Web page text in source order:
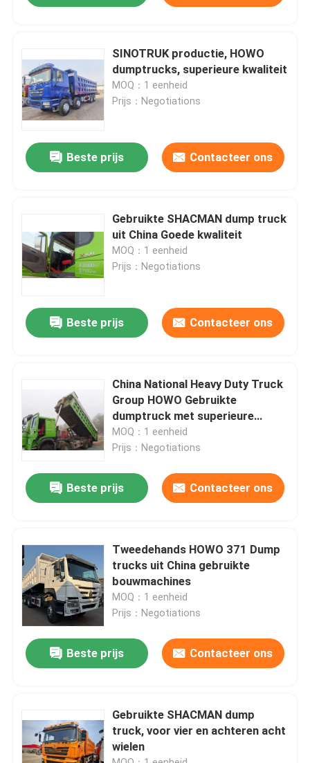
Producten
Video's
Over ons
Kwaliteitscontrole
Neem contact met ons op
Vraag een offerte
Wegenbouwmachines
Gebruikte bouwmachines
SINOTRUK productie, HOWO
dumptrucks, superieure kwaliteit
MOQ：1 eenheid
Prijs：Negotiations
Beste prijs Contacteer ons
Gebruikte SHACMAN dump truck
uit China Goede kwaliteit
MOQ：1 eenheid
Prijs：Negotiations
Beste prijs Contacteer ons
China National Heavy Duty Truck
Group HOWO Gebruikte
dumptruck met superieure
kwaliteit
MOQ：1 eenheid
Prijs：Negotiations
Beste prijs Contacteer ons
Tweedehands HOWO 371 Dump
trucks uit China gebruikte
bouwmachines
MOQ：1 eenheid
Prijs：Negotiations
Beste prijs Contacteer ons
Gebruikte SHACMAN dump
truck, voor vier en achteren acht
wielen